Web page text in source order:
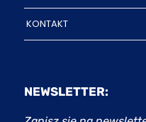
KONTAKT
NEWSLETTER: